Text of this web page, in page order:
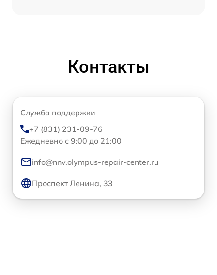
Контакты
Служба поддержки
+7 (831) 231-09-76
Ежедневно с 9:00 до 21:00
info@nnv.olympus-repair-center.ru
Проспект Ленина, 33